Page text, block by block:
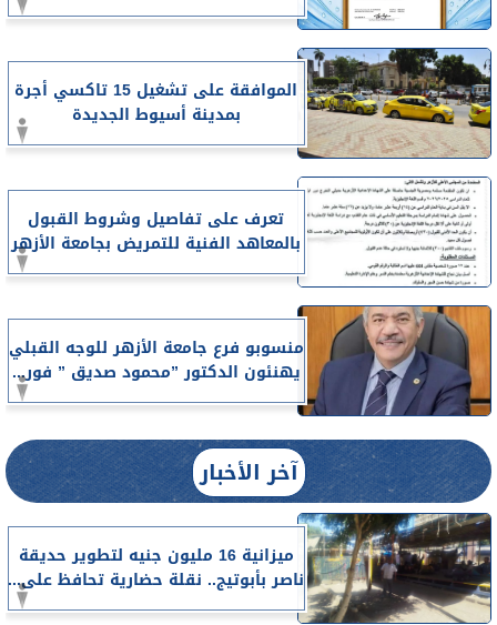
الموافقة على تشغيل 15 تاكسي أجرة
بمدينة أسيوط الجديدة
تعرف على تفاصيل وشروط القبول
بالمعاهد الفنية للتمريض بجامعة الأزهر
منسوبو فرع جامعة الأزهر للوجه القبلي
يهنئون الدكتور ”محمود صديق ” فور...
آخر الأخبار
ميزانية 16 مليون جنيه لتطوير حديقة
ناصر بأبوتيج.. نقلة حضارية تحافظ على...